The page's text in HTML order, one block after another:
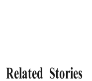
Related Stories